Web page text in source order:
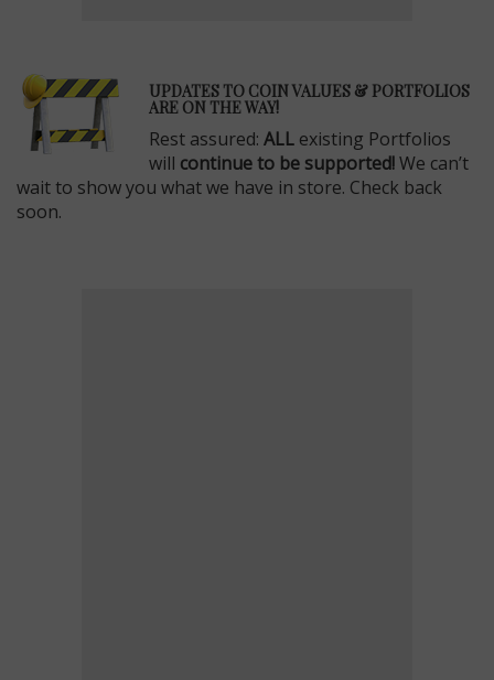
UPDATES TO COIN VALUES & PORTFOLIOS
ARE ON THE WAY!
Rest assured: ALL existing Portfolios
will continue to be supported!We can’t
wait to show you what we have in store. Check back
soon.